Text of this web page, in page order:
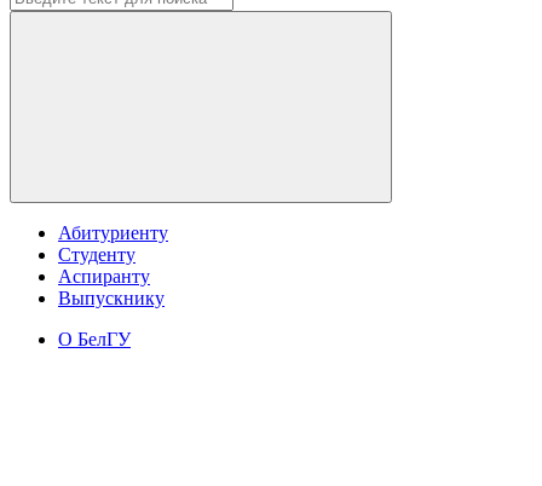
Абитуриенту
Студенту
Аспиранту
Выпускнику
О БелГУ